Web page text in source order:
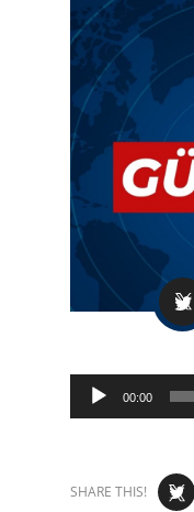
Audio
Player
00:00
SHARE THIS!